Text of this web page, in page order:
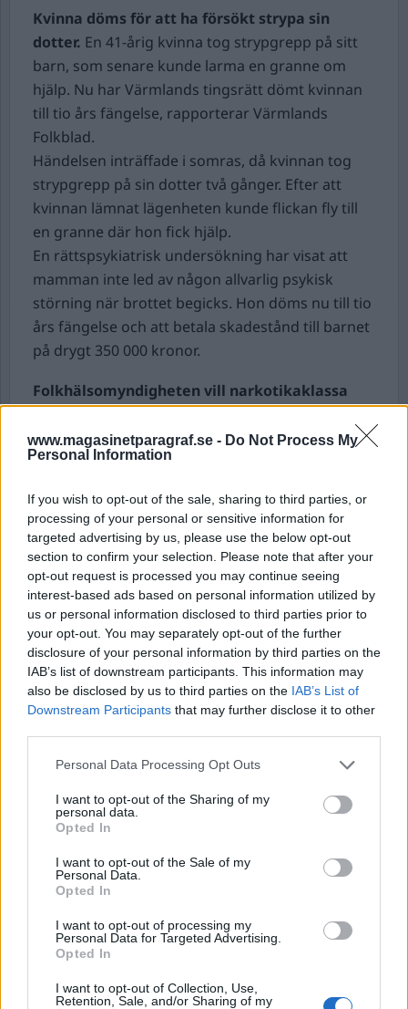
www.magasinetparagraf.se - Do Not Process My
Personal Information
If you wish to opt-out of the sale, sharing to third parties, or
processing of your personal or sensitive information for
targeted advertising by us, please use the below opt-out
section to confirm your selection. Please note that after your
opt-out request is processed you may continue seeing
interest-based ads based on personal information utilized by
us or personal information disclosed to third parties prior to
your opt-out. You may separately opt-out of the further
disclosure of your personal information by third parties on the
IAB’s list of downstream participants. This information may
also be disclosed by us to third parties on the IAB’s List of
Downstream Participants that may further disclose it to other
Personal Data Processing Opt Outs
I want to opt-out of the Sharing of my
personal data.
Opted In
I want to opt-out of the Sale of my
Personal Data.
Opted In
I want to opt-out of processing my
Personal Data for Targeted Advertising.
Opted In
I want to opt-out of Collection, Use,
Retention, Sale, and/or Sharing of my
Kvinna döms för att ha försökt strypa sin
dotter. En 41-årig kvinna tog strypgrepp på sitt
barn, som senare kunde larma en granne om
hjälp. Nu har Värmlands tingsrätt dömt kvinnan
till tio års fängelse, rapporterar Värmlands
Folkblad.
Händelsen inträffade i somras, då kvinnan tog
strypgrepp på sin dotter två gånger. Efter att
kvinnan lämnat lägenheten kunde flickan fly till
en granne där hon fick hjälp.
En rättspsykiatrisk undersökning har visat att
mamman inte led av någon allvarlig psykisk
störning när brottet begicks. Hon döms nu till tio
års fängelse och att betala skadestånd till barnet
på drygt 350 000 kronor.
Folkhälsomyndigheten vill narkotikaklassa
den psykoaktiva substansen muskimol som finns
i röd flugsvamp narkotikaklassas, då den kan
godis och e-cigaretter, rapporterar P3 Nyheter.
Röd flugsvamp används bland annat av grupper
som sysslar med alternativmedicin och den har
blivit populär på sociala medier. Användare
riskerar att drabbas av yrsel, huvudvärk,
hallucinationer och koma.
Förslaget har lämnats över till regeringen för
beslut om narkotikaklassning.
18-åring döms till fängelse för att ha värvat 13-
åring till morduppdrag.En 18-årig man från
Stockholm gav en 13-åring från Katrineholm i
sitt nekande vid Norrköpings tingsrätt,
rapporterar P4 Sörmland.
18-åringen döms för förberedelse till mord, grovt
vapenbrott och involverande av underårig i
Tingsrätten anser även 13-åringen skyldig till
förberedelse till mord och grovt vapenbrott, men